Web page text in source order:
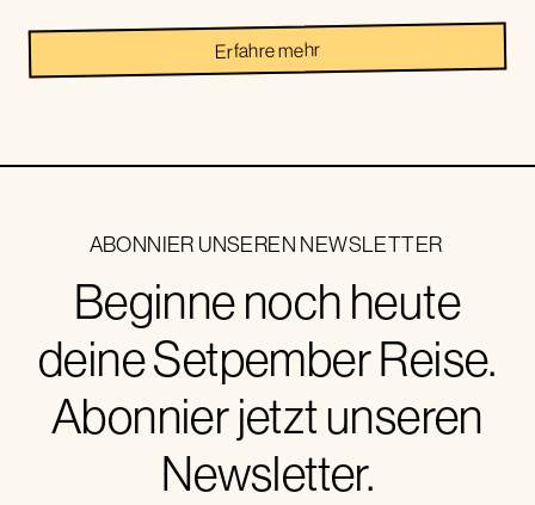
Erfahre mehr
ABONNIER UNSEREN NEWSLETTER
Beginne noch heute
deine Setpember Reise.
Abonnier jetzt unseren
Newsletter.